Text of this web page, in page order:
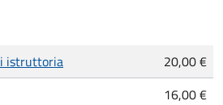
istruttoria
20,00 €
16,00 €